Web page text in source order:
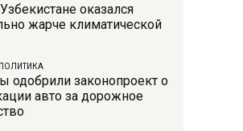
оказался
жарче климатической
ПОЛИТИКА
одобрили законопроект о
авто за дорожное